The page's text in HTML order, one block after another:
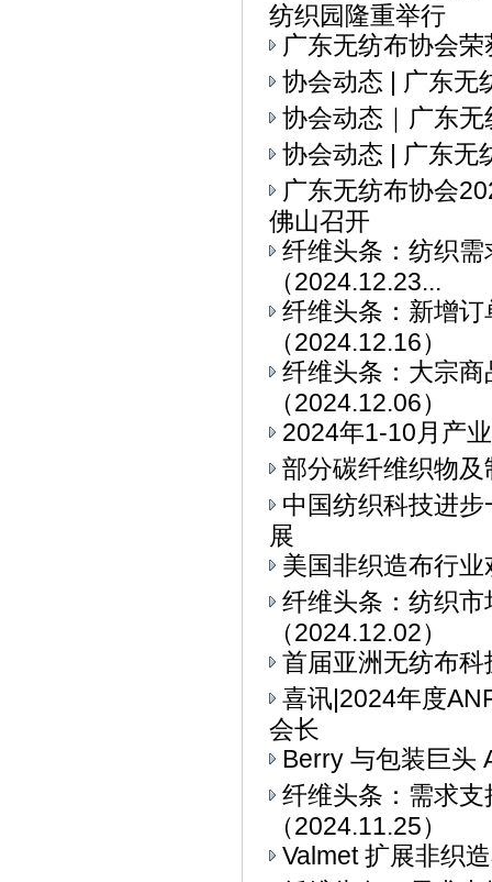
纺织园隆重举行
广东无纺布协会
协会动态 | 广东无
协会动态｜广东
协会动态 | 广东无
广东无纺布协会
佛山召开
纤维头条：纺织
（2024.12.23...
纤维头条：新增
（2024.12.16）
纤维头条：大宗
（2024.12.06）
2024年1-10月产
部分碳纤维织物
中国纺织科技进
展
美国非织造布行
纤维头条：纺织
（2024.12.02）
首届亚洲无纺布
喜讯|2024年度
会长
Berry 与包装巨头
纤维头条：需求
（2024.11.25）
Valmet 扩展非织